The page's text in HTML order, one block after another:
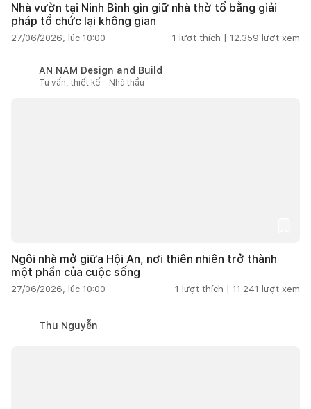
Nhà vườn tại Ninh Bình gìn giữ nhà thờ tổ bằng giải
pháp tổ chức lại không gian
27/06/2026, lúc 10:00 1 lượt thích | 12.359 lượt xem
AN NAM Design and Build
Tư vấn, thiết kế - Nhà thầu
Ngôi nhà mở giữa Hội An, nơi thiên nhiên trở thành
một phần của cuộc sống
27/06/2026, lúc 10:00 1 lượt thích | 11.241 lượt xem
Thu Nguyễn